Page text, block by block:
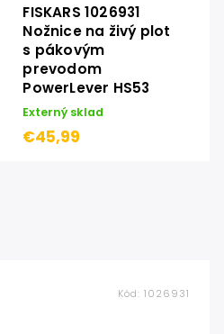
FISKARS 1026931
Nožnice na živý plot
s pákovým
prevodom
PowerLever HS53
Externý sklad
€45,99
Kód: 1026931